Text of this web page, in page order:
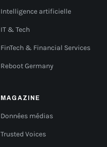
Intelligence artificielle
IT & Tech
FinTech & Financial Services
Reboot Germany
MAGAZINE
Données médias
Trusted Voices